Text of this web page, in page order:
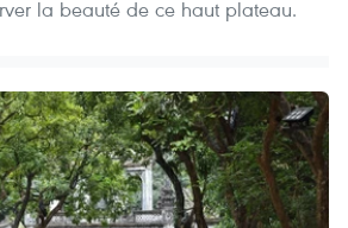
la beauté de ce haut plateau.